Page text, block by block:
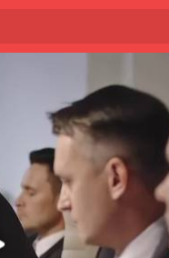
赛
”你的撤回了！
费